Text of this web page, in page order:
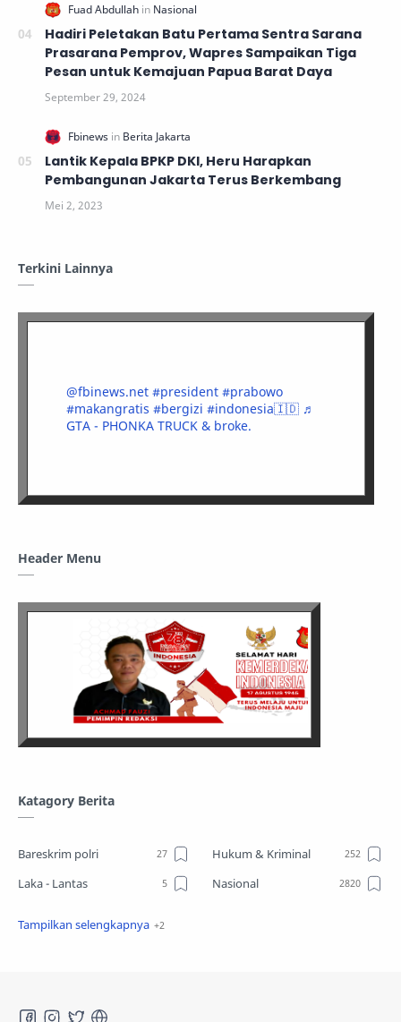
Hadiri Peletakan Batu Pertama Sentra Sarana
Prasarana Pemprov, Wapres Sampaikan Tiga
Pesan untuk Kemajuan Papua Barat Daya
Lantik Kepala BPKP DKI, Heru Harapkan
Pembangunan Jakarta Terus Berkembang
Terkini Lainnya
@fbinews.net #president #prabowo
#makangratis #bergizi #indonesia🇮🇩 ♬
GTA - PHONKA TRUCK & broke.
Header Menu
Katagory Berita
Bareskrim polri
Hukum & Kriminal
Laka - Lantas
Nasional